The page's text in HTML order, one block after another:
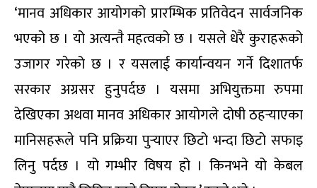
‘मानव अधिकार आयोगको प्रारम्भिक प्रतिवेदन सार्वजनिक
भएको छ । यो अत्यन्तै महत्वको छ । यसले धेरै कुराहरूको
उजागर गरेको छ । र यसलाई कार्यान्वयन गर्ने दिशातर्फ
सरकार अग्रसर हुनुपर्दछ । यसमा अभियुक्तमा रुपमा
देखिएका अथवा मानव अधिकार आयोगले दोषी ठहर्‍याएका
मानिसहरूले पनि प्रक्रिया पुर्‍याएर छिटो भन्दा छिटो सफाइ
लिनु पर्दछ । यो गम्भीर विषय हो । किनभने यो केबल